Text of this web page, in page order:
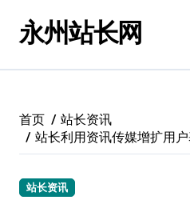
永州站长网
首页
站长资讯
站长利用资讯传媒增扩用
站长资讯